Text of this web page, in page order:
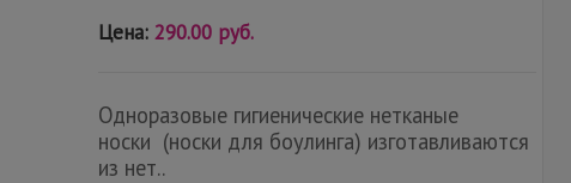
Цена: 290.00 руб.
Одноразовые гигиенические нетканые
носки (носки для боулинга) изготавливаются
из нет..